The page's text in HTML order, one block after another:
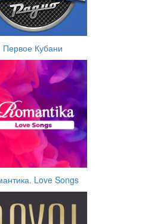
Первое Кубани
Love Songs